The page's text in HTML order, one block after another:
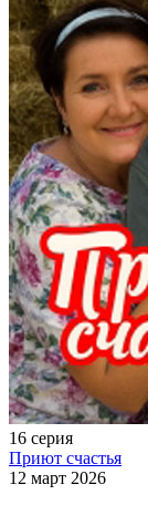
16 серия
Приют счастья
12 март 2026